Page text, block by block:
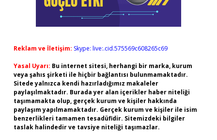
Reklam ve İletişim: Skype: live:.cid.575569c608265c69
Yasal Uyarı: Bu internet sitesi, herhangi bir marka, kurum
veya şahıs şirketi ile hiçbir bağlantısı bulunmamaktadır.
Sitede yalnızca kendi hazırladığımız makaleler
paylaşılmaktadır. Burada yer alan içerikler haber niteliği
taşımamakta olup, gerçek kurum ve kişiler hakkında
paylaşım yapılmamaktadır. Gerçek kurum ve kişiler ile isim
benzerlikleri tamamen tesadüfidir. Sitemizdeki bilgiler
taslak halindedir ve tavsiye niteliği taşımazlar.